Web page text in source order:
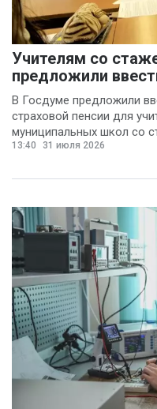
Учителям со
предложили
В Госдуме предложили
страховой пенсии для
муниципальных школ со
13:40 31 июля 2026